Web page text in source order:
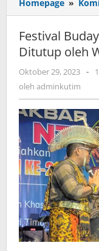
Homepage »
Festival
Ditutup oleh
Oktober 29, 2023 -
oleh adminkutim